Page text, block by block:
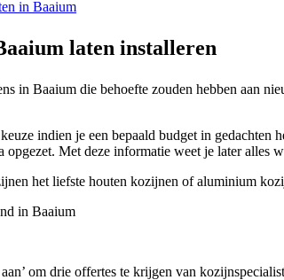
in Baaium
laten installeren
in Baaium die behoefte zouden hebben aan
indien je een bepaald budget in
opgezet. Met deze informatie weet je later alles
het liefste houten kozijnen of aluminium
in Baaium
om drie offertes te krijgen van